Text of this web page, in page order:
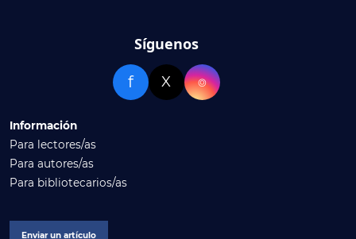
Síguenos
f X ⌾
Información
Para lectores/as
Para autores/as
Para bibliotecarios/as
Enviar un artículo